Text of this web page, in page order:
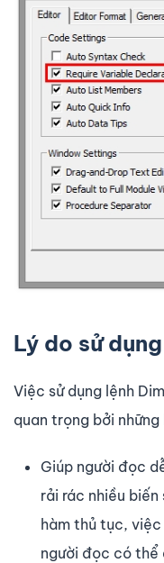
Lý do sử
Việc sử dụng lệnh
quan trọng bởi những
Giúp người đọc
rải rác nhiều
hàm thủ tục,
người đọc có thể